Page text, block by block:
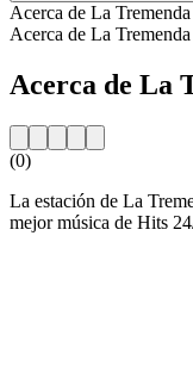
Acerca de La
Acerca de La
Acerca de La
(0)
La estación de La
mejor música de Hits